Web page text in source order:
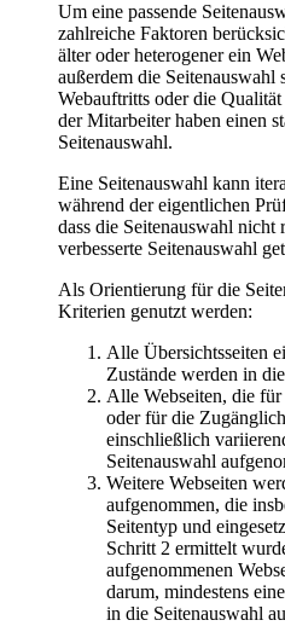
Um eine passende
zahlreiche Faktoren
älter oder heterogener ein
außerdem die
Webauftritts oder die
der Mitarbeiter haben einen
Seitenauswahl.
Eine Seitenauswahl kann
während der eigentlichen
dass die Seitenauswahl nicht
verbesserte Seitenauswahl
Als Orientierung für die
Kriterien genutzt werden:
Alle Übersichtsseiten
Zustände werden in
Alle Webseiten, die
oder für die
einschließlich
Seitenauswahl
Weitere Webseiten
aufgenommen, die
Seitentyp und
Schritt 2 ermittelt
aufgenommenen
darum, mindestens
in die Seitenauswahl